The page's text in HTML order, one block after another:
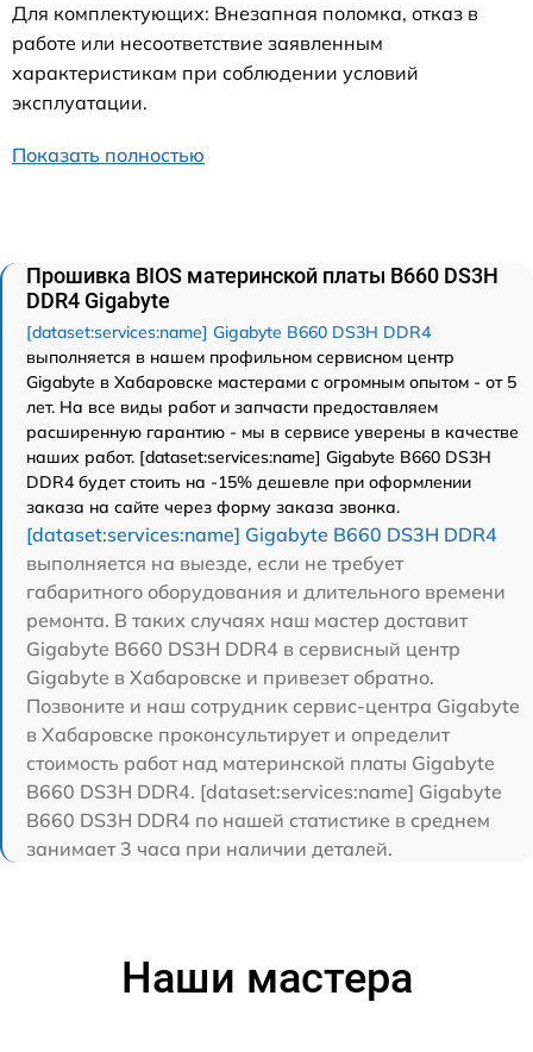
Для комплектующих: Внезапная поломка, отказ в
работе или несоответствие заявленным
характеристикам при соблюдении условий
эксплуатации.
Показать полностью
Прошивка BIOS материнской платы B660 DS3H
DDR4 Gigabyte
[dataset:services:name] Gigabyte B660 DS3H DDR4
выполняется в нашем профильном сервисном центр
Gigabyte в Хабаровске мастерами с огромным опытом - от 5
лет. На все виды работ и запчасти предоставляем
расширенную гарантию - мы в сервисе уверены в качестве
наших работ. [dataset:services:name] Gigabyte B660 DS3H
DDR4 будет стоить на -15% дешевле при оформлении
заказа на сайте через форму заказа звонка.
[dataset:services:name] Gigabyte B660 DS3H DDR4
выполняется на выезде, если не требует
габаритного оборудования и длительного времени
ремонта. В таких случаях наш мастер доставит
Gigabyte B660 DS3H DDR4 в сервисный центр
Gigabyte в Хабаровске и привезет обратно.
Позвоните и наш сотрудник сервис-центра Gigabyte
в Хабаровске проконсультирует и определит
стоимость работ над материнской платы Gigabyte
B660 DS3H DDR4. [dataset:services:name] Gigabyte
B660 DS3H DDR4 по нашей статистике в среднем
занимает 3 часа при наличии деталей.
Наши мастера